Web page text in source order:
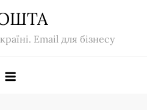
Email для бізнесу